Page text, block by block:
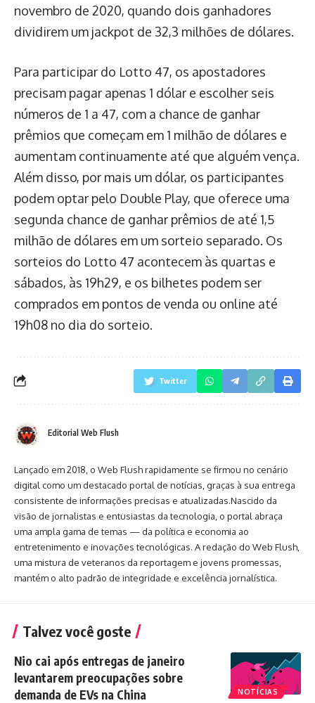
novembro de 2020, quando dois ganhadores
dividirem um jackpot de 32,3 milhões de dólares.
Para participar do Lotto 47, os apostadores
precisam pagar apenas 1 dólar e escolher seis
números de 1 a 47, com a chance de ganhar
prêmios que começam em 1 milhão de dólares e
aumentam continuamente até que alguém vença.
Além disso, por mais um dólar, os participantes
podem optar pelo Double Play, que oferece uma
segunda chance de ganhar prêmios de até 1,5
milhão de dólares em um sorteio separado. Os
sorteios do Lotto 47 acontecem às quartas e
sábados, às 19h29, e os bilhetes podem ser
comprados em pontos de venda ou online até
19h08 no dia do sorteio.
Twitter
Editorial Web Flush
Lançado em 2018, o Web Flush rapidamente se firmou no cenário
digital como um destacado portal de notícias, graças à sua entrega
consistente de informações precisas e atualizadas.Nascido da
visão de jornalistas e entusiastas da tecnologia, o portal abraça
uma ampla gama de temas — da política e economia ao
entretenimento e inovações tecnológicas. A redação do Web Flush,
uma mistura de veteranos da reportagem e jovens promessas,
mantém o alto padrão de integridade e excelência jornalística.
Talvez você goste
NOTÍCIAS
Nio cai após entregas de janeiro
levantarem preocupações sobre
demanda de EVs na China